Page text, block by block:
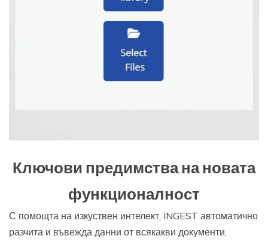
Ключови предимства на новата
функционалност
С помощта на изкуствен интелект, INGEST автоматично
разчита и въвежда данни от всякакви документи,